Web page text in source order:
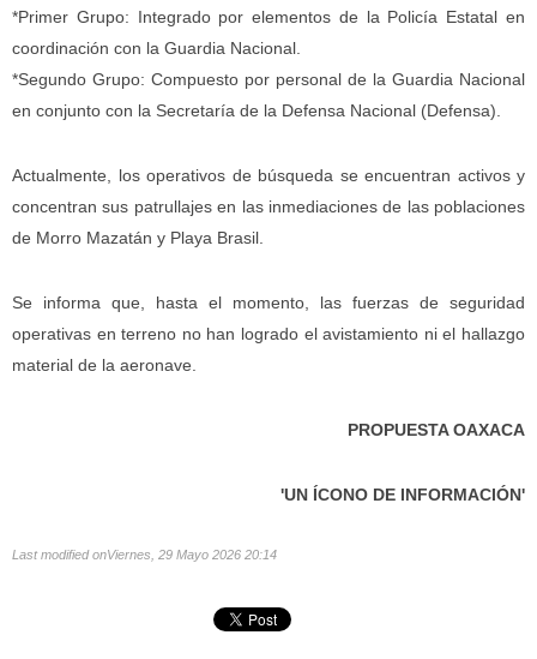
*Primer Grupo: Integrado por elementos de la Policía Estatal en
coordinación con la Guardia Nacional.
*Segundo Grupo: Compuesto por personal de la Guardia Nacional
en conjunto con la Secretaría de la Defensa Nacional (Defensa).
Actualmente, los operativos de búsqueda se encuentran activos y
concentran sus patrullajes en las inmediaciones de las poblaciones
de Morro Mazatán y Playa Brasil.
Se informa que, hasta el momento, las fuerzas de seguridad
operativas en terreno no han logrado el avistamiento ni el hallazgo
material de la aeronave.
PROPUESTA OAXACA
'UN ÍCONO DE INFORMACIÓN'
Last modified onViernes, 29 Mayo 2026 20:14